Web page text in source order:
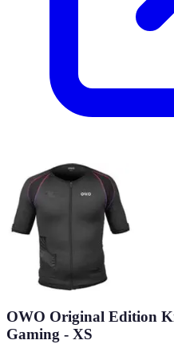
OWO Original Edition
Gaming - XS